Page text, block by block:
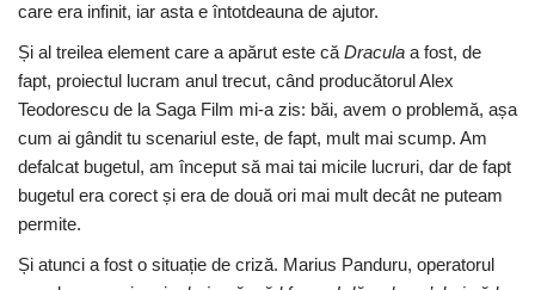
care era infinit, iar asta e întotdeauna de ajutor.
Și al treilea element care a apărut este că Dracula a fost, de
fapt, proiectul lucram anul trecut, când producătorul Alex
Teodorescu de la Saga Film mi-a zis: băi, avem o problemă, așa
cum ai gândit tu scenariul este, de fapt, mult mai scump. Am
defalcat bugetul, am început să mai tai micile lucruri, dar de fapt
bugetul era corect și era de două ori mai mult decât ne puteam
permite.
Și atunci a fost o situație de criză. Marius Panduru, operatorul